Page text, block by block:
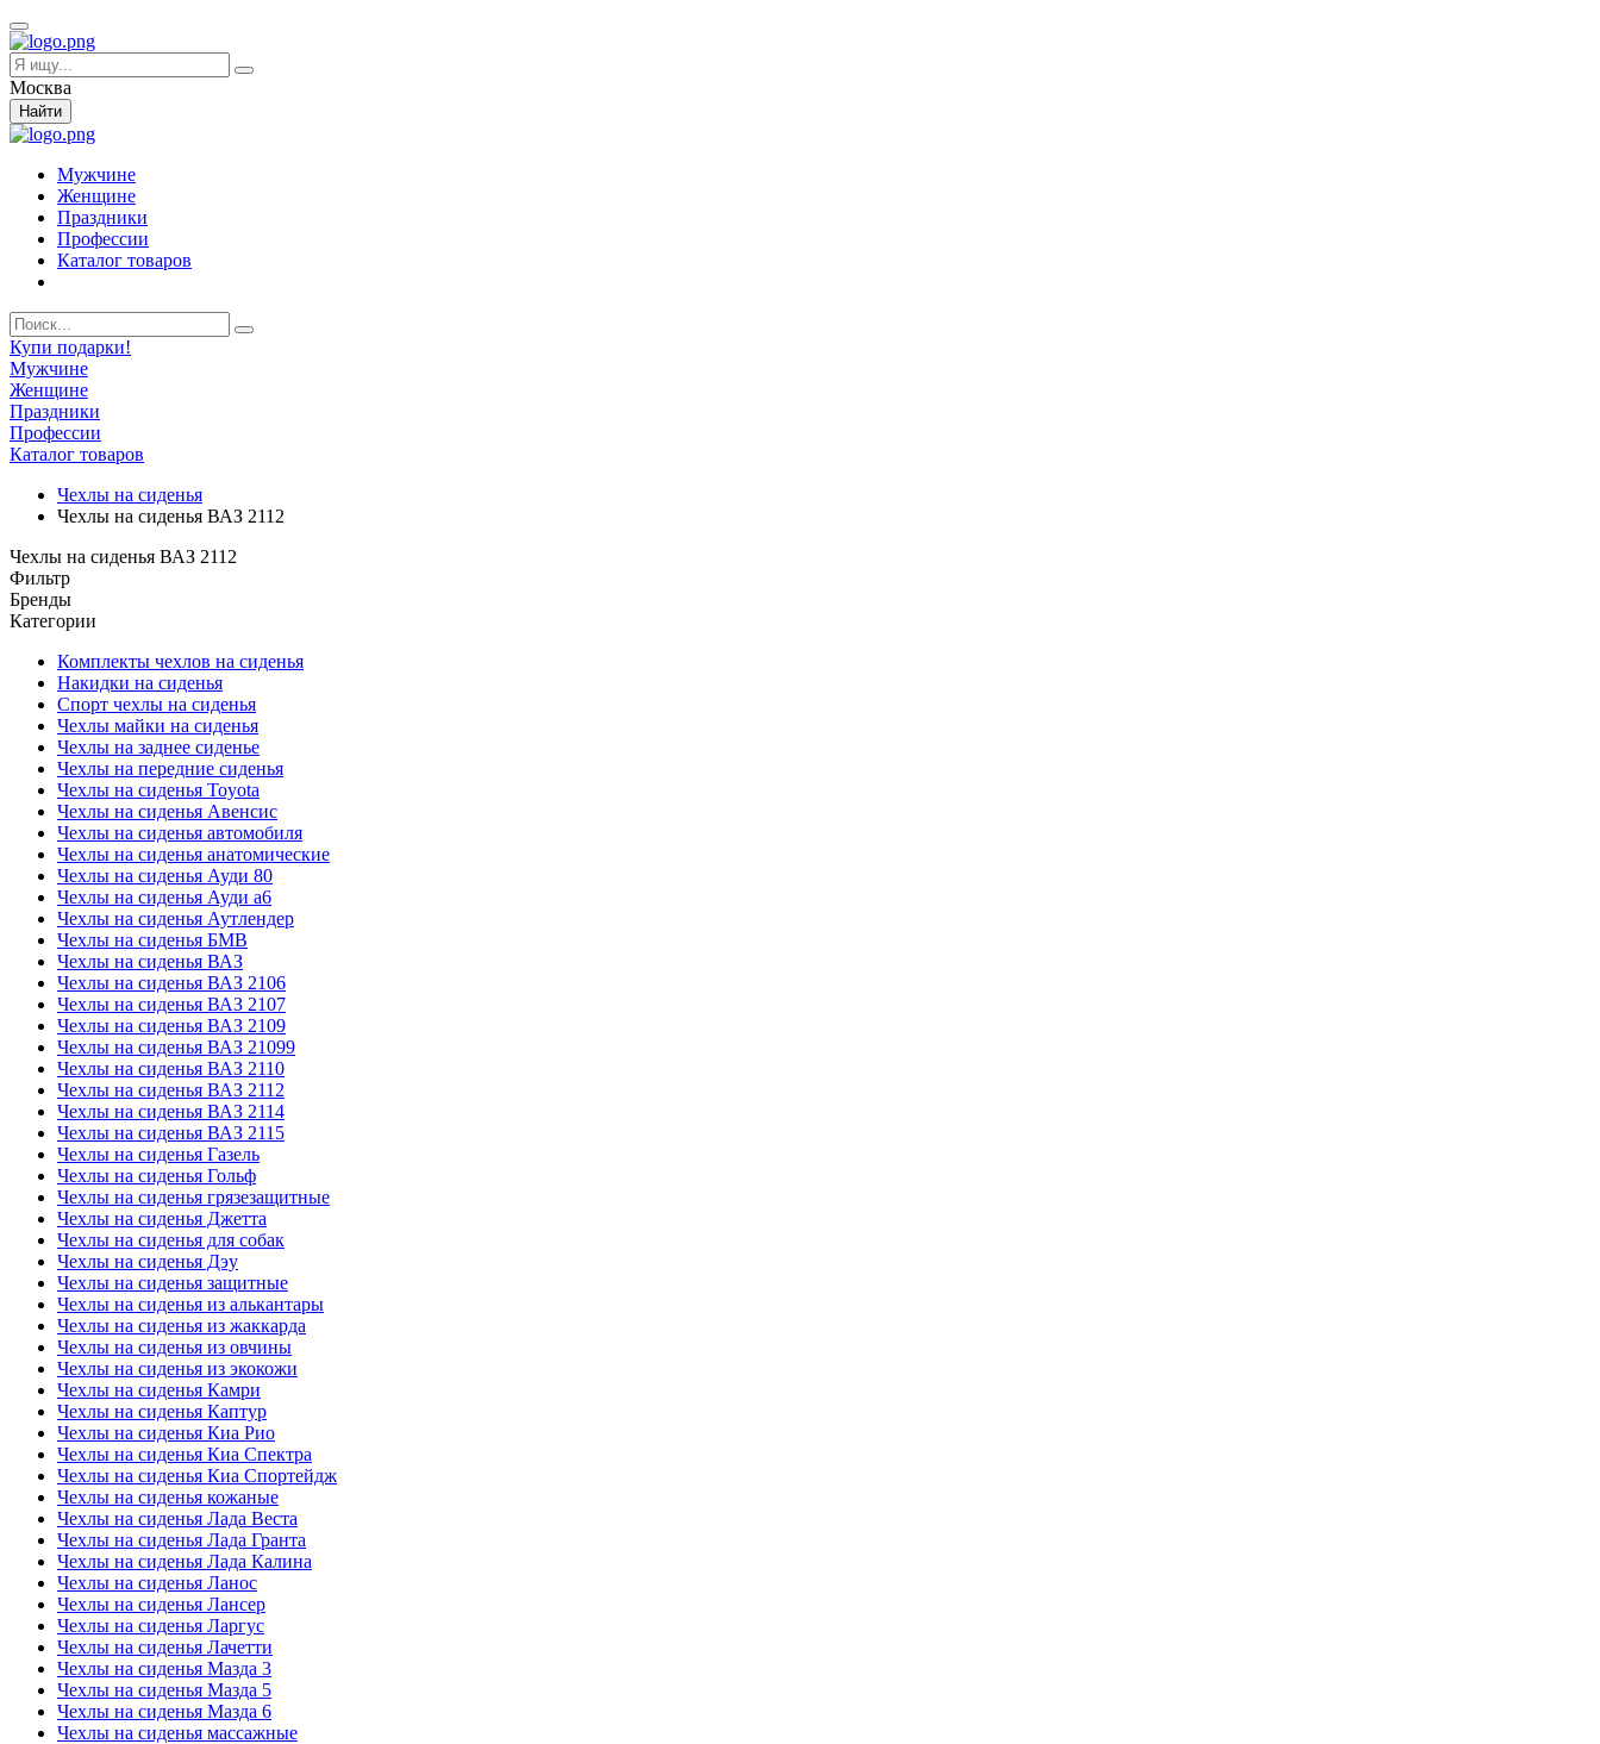
Москва
Найти
Мужчине
Женщине
Праздники
Профессии
Каталог товаров
Купи подарки!
Мужчине
Женщине
Праздники
Профессии
Каталог товаров
Чехлы на сиденья
Чехлы на сиденья ВАЗ 2112
Чехлы на сиденья ВАЗ 2112
Фильтр
Бренды
Категории
Комплекты чехлов на сиденья
Накидки на сиденья
Спорт чехлы на сиденья
Чехлы майки на сиденья
Чехлы на заднее сиденье
Чехлы на передние сиденья
Чехлы на сиденья Toyota
Чехлы на сиденья Авенсис
Чехлы на сиденья автомобиля
Чехлы на сиденья анатомические
Чехлы на сиденья Ауди 80
Чехлы на сиденья Ауди а6
Чехлы на сиденья Аутлендер
Чехлы на сиденья БМВ
Чехлы на сиденья ВАЗ
Чехлы на сиденья ВАЗ 2106
Чехлы на сиденья ВАЗ 2107
Чехлы на сиденья ВАЗ 2109
Чехлы на сиденья ВАЗ 21099
Чехлы на сиденья ВАЗ 2110
Чехлы на сиденья ВАЗ 2112
Чехлы на сиденья ВАЗ 2114
Чехлы на сиденья ВАЗ 2115
Чехлы на сиденья Газель
Чехлы на сиденья Гольф
Чехлы на сиденья грязезащитные
Чехлы на сиденья Джетта
Чехлы на сиденья для собак
Чехлы на сиденья Дэу
Чехлы на сиденья защитные
Чехлы на сиденья из алькантары
Чехлы на сиденья из жаккарда
Чехлы на сиденья из овчины
Чехлы на сиденья из экокожи
Чехлы на сиденья Камри
Чехлы на сиденья Каптур
Чехлы на сиденья Киа Рио
Чехлы на сиденья Киа Спектра
Чехлы на сиденья Киа Спортейдж
Чехлы на сиденья кожаные
Чехлы на сиденья Лада Веста
Чехлы на сиденья Лада Гранта
Чехлы на сиденья Лада Калина
Чехлы на сиденья Ланос
Чехлы на сиденья Лансер
Чехлы на сиденья Ларгус
Чехлы на сиденья Лачетти
Чехлы на сиденья Мазда 3
Чехлы на сиденья Мазда 5
Чехлы на сиденья Мазда 6
Чехлы на сиденья массажные